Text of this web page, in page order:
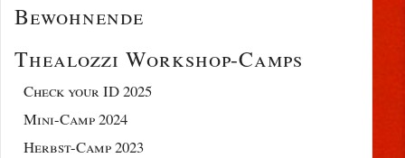
Bewohnende
Thealozzi Workshop-Camps
Check your ID 2025
Mini-Camp 2024
Herbst-Camp 2023